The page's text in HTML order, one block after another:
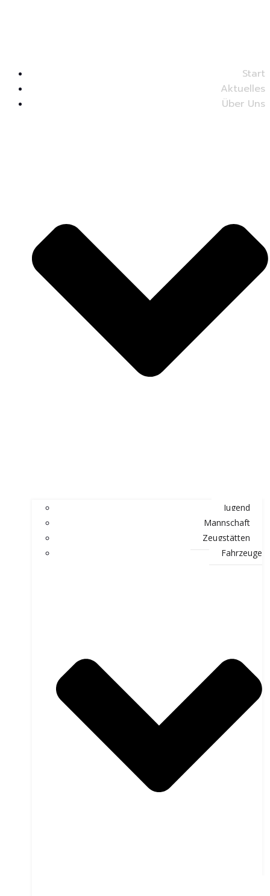
Start
Aktuelles
Über Uns
Jugend
Mannschaft
Zeugstätten
Fahrzeuge